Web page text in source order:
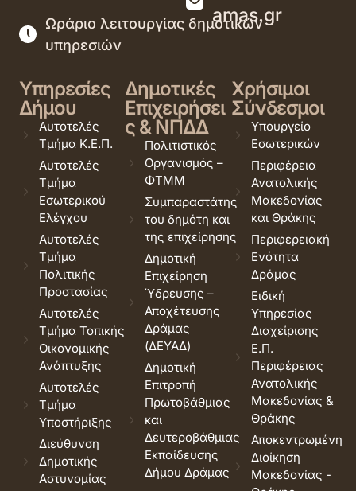
amas.gr
Ωράριο λειτουργίας δημοτικών
υπηρεσιών
Υπηρεσίες
Δήμου
Αυτοτελές
Τμήμα Κ.Ε.Π.
Αυτοτελές
Τμήμα
Εσωτερικού
Ελέγχου
Αυτοτελές
Τμήμα
Πολιτικής
Προστασίας
Αυτοτελές
Τμήμα Τοπικής
Οικονομικής
Ανάπτυξης
Αυτοτελές
Τμήμα
Υποστήριξης
Διεύθυνση
Δημοτικής
Αστυνομίας
Δημοτικές
Επιχειρήσει
ς & ΝΠΔΔ
Πολιτιστικός
Οργανισμός –
ΦΤΜΜ
Συμπαραστάτης
του δημότη και
της επιχείρησης
Δημοτική
Επιχείρηση
Ύδρευσης –
Αποχέτευσης
Δράμας
(ΔΕΥΑΔ)
Δημοτική
Επιτροπή
Πρωτοβάθμιας
και
Δευτεροβάθμιας
Εκπαίδευσης
Δήμου Δράμας
Χρήσιμοι
Σύνδεσμοι
Υπουργείο
Εσωτερικών
Περιφέρεια
Ανατολικής
Μακεδονίας
και Θράκης
Περιφερειακή
Ενότητα
Δράμας
Ειδική
Υπηρεσίας
Διαχείρισης
Ε.Π.
Περιφέρειας
Ανατολικής
Μακεδονίας &
Θράκης
Αποκεντρωμένη
Διοίκηση
Μακεδονίας -